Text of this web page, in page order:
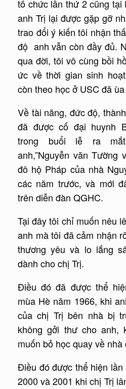
tổ chức lần thứ 2 cũng tại
anh Trị lại được gặp gỡ
trao đổi ý kiến tôi nhận
độ anh vẫn còn đầy đủ.
qua đời, tôi vô cùng bồi
ức về thời gian sinh
còn theo học ở USC đã
Về tài năng, đức độ,
đã được cố đại huynh
trong buổi lễ ra
anh,”Nguyễn văn Tường
đô hộ Pháp của nhà
các năm trước, và mới
trên diễn đàn QGHC.
Tại đây tôi chỉ muốn nêu
anh mà tôi đã cảm nhận
thương yêu và lo lắng
dành cho chị Trị.
Điều đó đã được thể
mùa Hè năm 1966, khi
của chị Trị bên nhà bị
không gởi thư cho anh,
muốn bỏ học quay về
Điều đó được thể hiện
2000 và 2001 khi chị Trị